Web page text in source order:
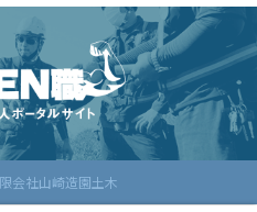
会社山崎造園土木